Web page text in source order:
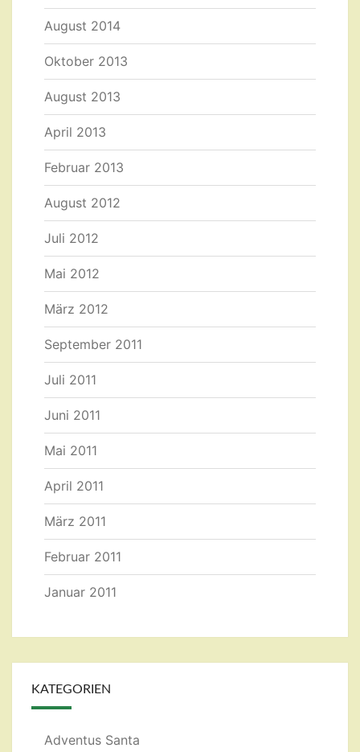
August 2014
Oktober 2013
August 2013
April 2013
Februar 2013
August 2012
Juli 2012
Mai 2012
März 2012
September 2011
Juli 2011
Juni 2011
Mai 2011
April 2011
März 2011
Februar 2011
Januar 2011
KATEGORIEN
Adventus Santa